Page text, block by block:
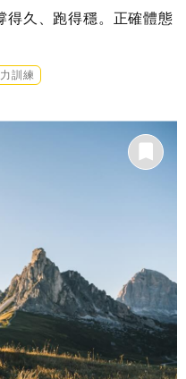
得久、跑得穩。正確體態
訓練